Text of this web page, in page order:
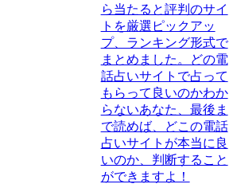
ら当たると評判のサイ
トを厳選ピックアッ
プ、ランキング形式で
まとめました。どの電
話占いサイトで占って
もらって良いのかわか
らないあなた、最後ま
で読めば、どこの電話
占いサイトが本当に良
いのか、判断すること
ができますよ！